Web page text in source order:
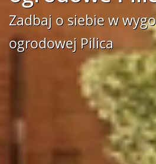
Zadbaj o siebie w
ogrodowej Pilica